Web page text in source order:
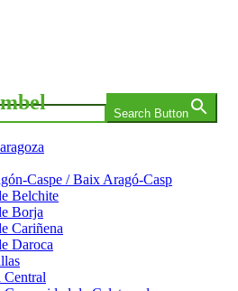
Search Button
Caspe / Baix Aragó-Casp
Belchite
Borja
Cariñena
Daroca
Central